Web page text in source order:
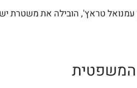
עמנואל טראץ', הובילה את
המשפטית